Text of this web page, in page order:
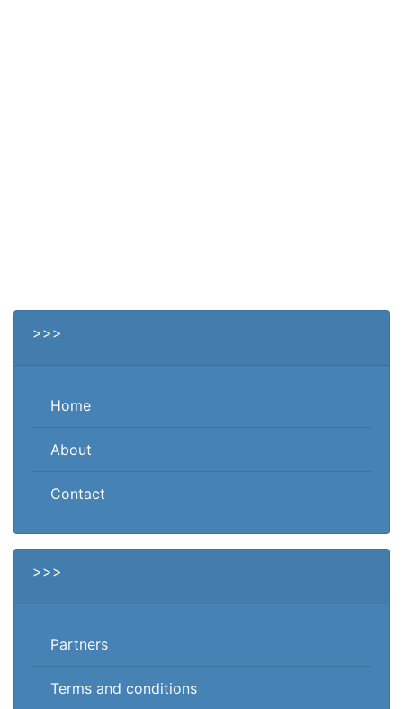
>>>
Home
About
Contact
>>>
Partners
Terms and conditions